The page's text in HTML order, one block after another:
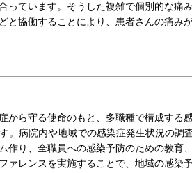
っています。そうした複雑で個別的な痛
と協働することにより、患者さんの痛み
から守る使命のもと、多職種で構成する
。病院内や地域での感染症発生状況の調
作り、全職員への感染予防のための教育
ァレンスを実施することで、地域の感染